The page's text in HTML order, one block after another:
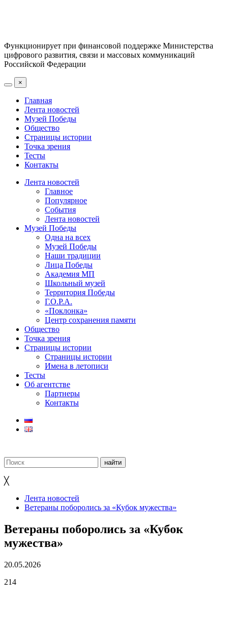
Функционирует при финансовой поддержке Министерства
цифрового развития, связи и массовых коммуникаций
Российской Федерации
×
Главная
Лента новостей
Музей Победы
Общество
Страницы истории
Точка зрения
Тесты
Контакты
Лента новостей
Главное
Популярное
События
Лента новостей
Музей Победы
Одна на всех
Музей Победы
Наши традиции
Лица Победы
Академия МП
Школьный музей
Территория Победы
Г.О.Р.А.
«Поклонка»
Центр сохранения памяти
Общество
Точка зрения
Страницы истории
Страницы истории
Имена в летописи
Тесты
Об агентстве
Партнеры
Контакты
╳
Лента новостей
Ветераны поборолись за «Кубок мужества»
Ветераны поборолись за «Кубок
мужества»
20.05.2026
214